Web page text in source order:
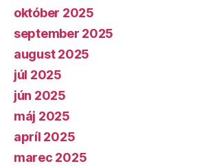
október 2025
september 2025
august 2025
júl 2025
jún 2025
máj 2025
apríl 2025
marec 2025